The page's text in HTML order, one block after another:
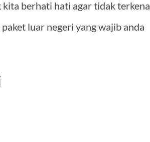
berhati hati agar tidak terkena
luar negeri yang wajib anda